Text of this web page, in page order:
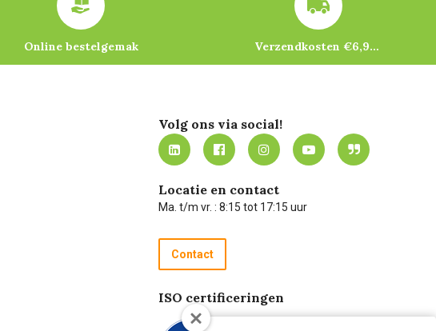
Online bestelgemak Verzendkosten €6,95 – gratis bij je eerste bestelling vanaf €200
Volg ons via social!
Locatie en contact
Ma. t/m vr. : 8:15 tot 17:15 uur
Contact
ISO certificeringen